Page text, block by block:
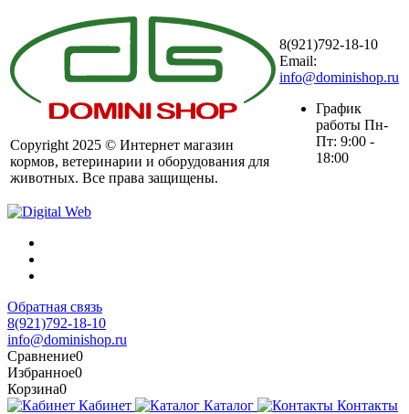
Copyright 2025 © Интернет магазин
кормов, ветеринарии и оборудования для
животных. Все права защищены.
8(921)792-18-10
Email:
info@dominishop.ru
График
работы Пн-
Пт: 9:00 -
18:00
Обратная связь
8(921)792-18-10
info@dominishop.ru
Сравнение0
Избранное0
Корзина0
Кабинет
Каталог Контакты